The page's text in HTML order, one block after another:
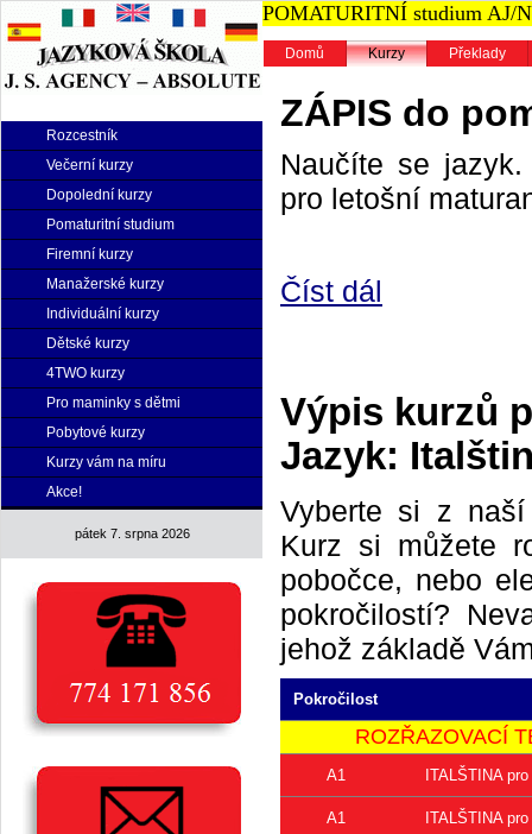
Rozcestník
Večerní kurzy
Dopolední kurzy
Pomaturitní studium
Firemní kurzy
Manažerské kurzy
Individuální kurzy
Dětské kurzy
4TWO kurzy
Pro maminky s dětmi
Pobytové kurzy
Kurzy vám na míru
Akce!
pátek 7. srpna 2026
POMATURITNÍ studium AJ/
Domů Kurzy Překlady
ZÁPIS do
Naučíte se
pro letošní
Číst dál
Výpis kurzů
Jazyk:
Vyberte si z
Kurz si můžete
pobočce, nebo
pokročilostí?
jehož základě
Pokročilost
ROZŘAZOVACÍ
A1 ITALŠTINA
A1 ITALŠTINA